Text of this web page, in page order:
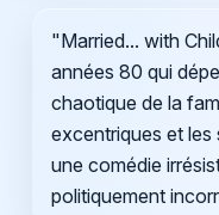
"Married... with
années 80 qui
chaotique de la
excentriques et
une comédie
politiquement